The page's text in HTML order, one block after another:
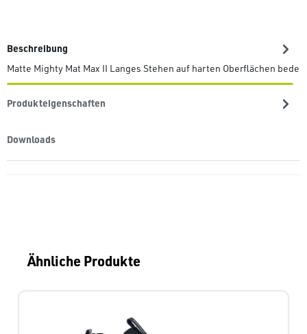
Beschreibung
Matte Mighty Mat Max II Langes Stehen auf harten Oberflächen
Produkteigenschaften
Downloads
Produktgalerie überspringen
Ähnliche Produkte